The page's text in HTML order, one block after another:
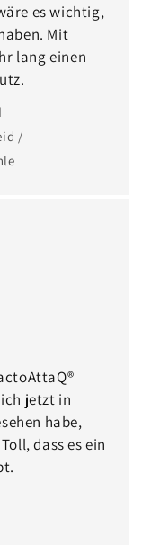
es wichtig,
Mit
lang einen
/
jetzt in
habe,
dass es ein